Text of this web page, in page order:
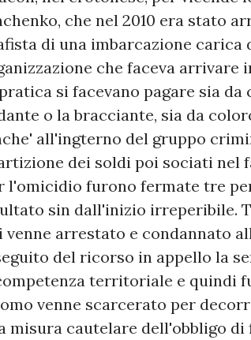
che nel 2010 era stato
di una imbarcazione carica
che faceva
si facevano pagare sia
o la bracciante, sia da
all'ingterno del gruppo
dei soldi poi sociati nel
l'omicidio furono fermate tre
sin dall'inizio irreperibile.
venne arrestato e condannato
del ricorso in appello la
territoriale e quindi
venne scarcerato per
misura cautelare dell'obbligo di